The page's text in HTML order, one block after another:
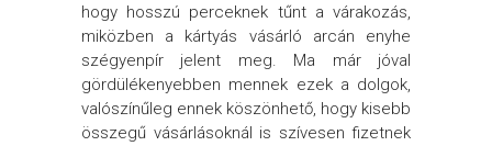
hogy hosszú perceknek tűnt a várakozás,
miközben a kártyás vásárló arcán enyhe
szégyenpír jelent meg. Ma már jóval
gördülékenyebben mennek ezek a dolgok,
valószínűleg ennek köszönhető, hogy kisebb
összegű vásárlásoknál is szívesen fizetnek